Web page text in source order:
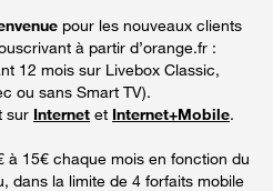
pour les nouveaux clients
à partir d’orange.fr :
12 mois sur Livebox Classic,
ou sans Smart TV).
sur Internet et Internet+Mobile.
à 15€ chaque mois en fonction du
dans la limite de 4 forfaits mobile